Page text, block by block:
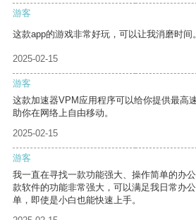
游客
这款app的游戏非常好玩，可以让我消磨时间。
2025-02-15
游客
这款加速器VPM应用程序可以给你提供最高
助你在网络上自由移动。
2025-02-15
游客
我一直在寻找一款功能强大、操作简单的办
款软件的功能非常强大，可以满足我日常办
单，即使是小白也能快速上手。